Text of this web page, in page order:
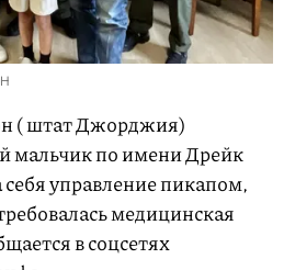
( штат Джорджия)
мальчик по имени Дрейк
управление пикапом,
медицинская
в соцсетях